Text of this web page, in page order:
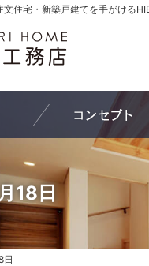
18日
日
日